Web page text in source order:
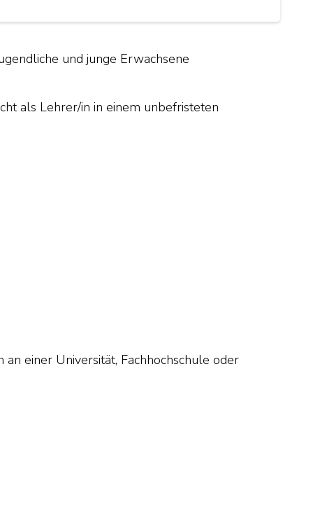
und junge Erwachsene
als Lehrer/in in einem unbefristeten
einer Universität, Fachhochschule oder